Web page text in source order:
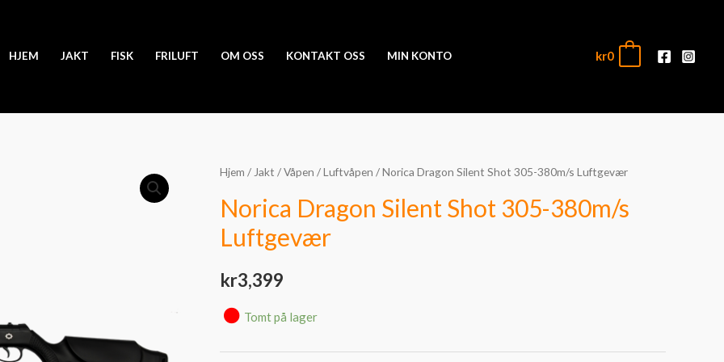
HJEM JAKT FISK FRILUFT OM OSS KONTAKT OSS MIN KONTO kr0
Hjem / Jakt /Våpen /Luftvåpen / Norica Dragon Silent Shot 305-380m/s Luftgevær
Norica Dragon Silent Shot 305-380m/s
Luftgevær
kr3,399
Tomt på lager